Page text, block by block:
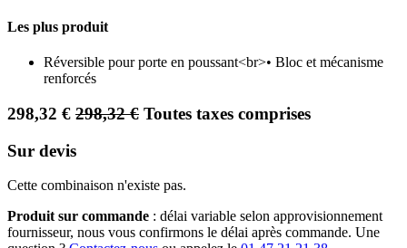
Les plus produit
Réversible pour porte en poussant<br>• Bloc et mécanisme
renforcés
298,32 € 298,32€ Toutes taxes comprises
Sur devis
Cette combinaison n'existe pas.
Produit sur commande : délai variable selon approvisionnement
fournisseur, nous vous confirmons le délai après commande. Une